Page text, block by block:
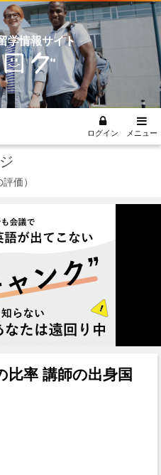
学情報サイト
ログイン メニュー
評価
比率 講師の出身国